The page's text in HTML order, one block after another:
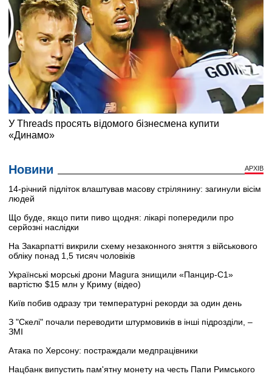
Новини АРХІВ
14-річний підліток влаштував масову стрілянину: загинули вісім
людей
Що буде, якщо пити пиво щодня: лікарі попередили про
серйозні наслідки
На Закарпатті викрили схему незаконного зняття з військового
обліку понад 1,5 тисяч чоловіків
Українські морські дрони Magura знищили «Панцир-С1»
вартістю $15 млн у Криму (відео)
Київ побив одразу три температурні рекорди за один день
З "Скелі" почали переводити штурмовиків в інші підрозділи, –
ЗМІ
Атака по Херсону: постраждали медпрацівники
Нацбанк випустить пам'ятну монету на честь Папи Римського